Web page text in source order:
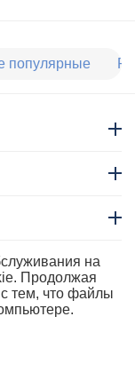
популярные
на
Продолжая
тем, что файлы